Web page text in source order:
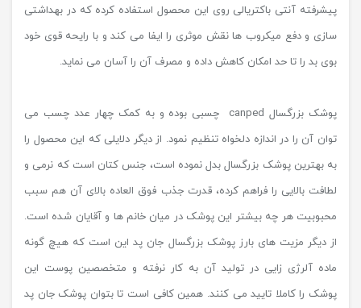
پیشرفته آنتی باکتریالی روی این محصول استفاده کرده که در بهداشتی
سازی و دفع میکروب ها نقش موثری را ایفا می کند و با رایحه قوی خود
بوی بد را تا حد امکان کاهش داده و مصرف آن را آسان می نماید.
پوشک بزرگسال canped چسبی بوده و به کمک چهار عدد چسب می
توان آن را در اندازه دلخواه تنظیم نمود. از دیگر دلایلی که این محصول را
به بهترین پوشک بزرگسال بدل نموده است، جنس کتان است که نرمی و
لطافت بالایی را فراهم کرده، قدرت جذب فوق العاده بالای آن هم سبب
محبوبیت هر چه بیشتر این پوشک در میان خانم ها و آقایان شده است.
از دیگر مزیت های بارز پوشک بزرگسال جان پد این است که هیچ گونه
ماده آلرژی زایی در تولید آن به کار نرفته و متخصصین پوست این
پوشک را کاملا تایید می کنند. همین کافی است تا بتوان پوشک جان پد